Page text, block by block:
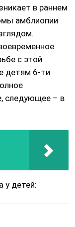
в раннем
амблиопии
с этой
детям 6-ти
следующее – в
у детей: